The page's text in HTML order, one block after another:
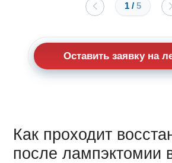
1 / 5
Оставить заявку на
Как проходит
после лампэктомии